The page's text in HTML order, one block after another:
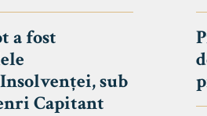
- BOLYAI
Avizier Studenți
Studii
a fost
sub
Capitant